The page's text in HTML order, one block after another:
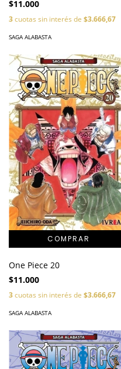
$11.000
3cuotas sin interés de $3.666,67
SAGA ALABASTA
One Piece 20
$11.000
3cuotas sin interés de $3.666,67
SAGA ALABASTA